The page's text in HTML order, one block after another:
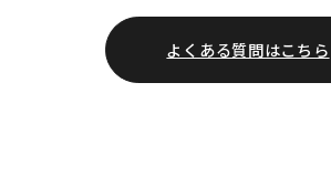
よくある質問はこちら